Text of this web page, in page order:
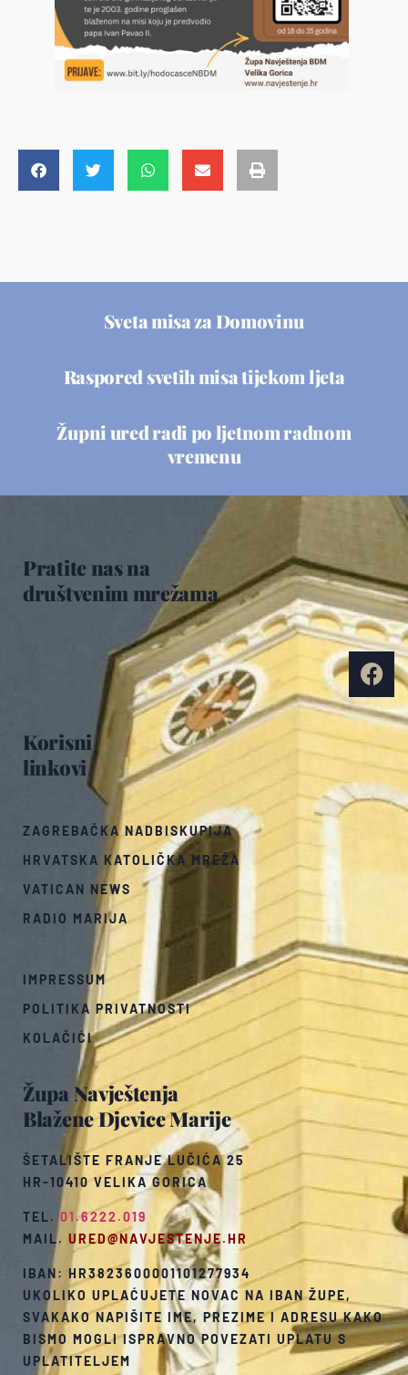
Sveta misa za Domovinu
Raspored svetih misa tijekom ljeta
Župni ured radi po ljetnom radnom
vremenu
Župa Navještenja
Blažene Djevice Marije
ŠETALIŠTE FRANJE LUČIĆA 25
HR-10410 VELIKA GORICA
TEL.01.6222.019
MAIL. URED@NAVJESTENJE.HR
IBAN: HR3823600001101277934
UKOLIKO UPLAĆUJETE NOVAC NA IBAN ŽUPE,
SVAKAKO NAPIŠITE IME, PREZIME I ADRESU KAKO
BISMO MOGLI ISPRAVNO POVEZATI UPLATU S
UPLATITELJEM
Korisni
linkovi
ZAGREBAČKA NADBISKUPIJA
HRVATSKA KATOLIČKA MREŽA
VATICAN NEWS
RADIO MARIJA
IMPRESSUM
POLITIKA PRIVATNOSTI
KOLAČIĆI
Pratite nas na
društvenim mrežama